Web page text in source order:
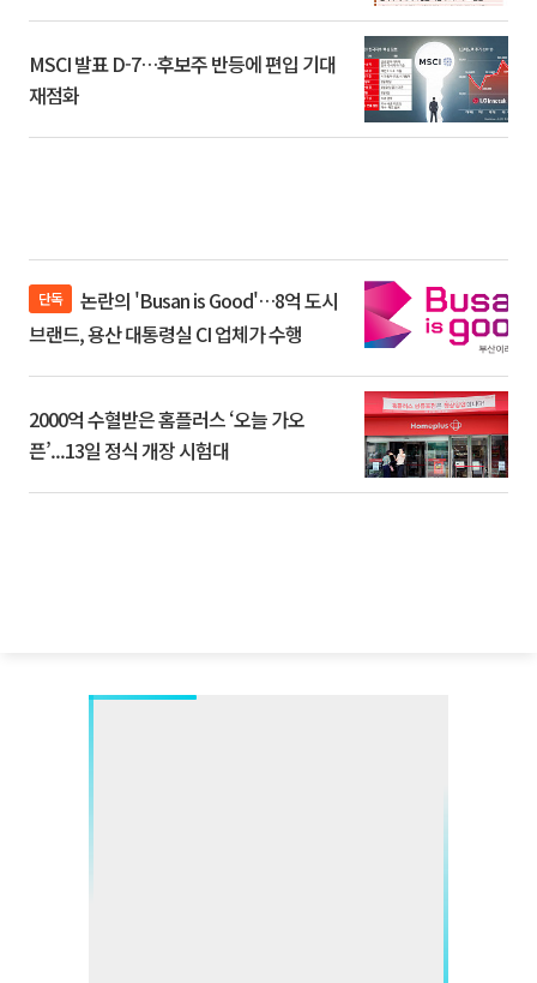
MSCI 발표 D-7…후보주 반등에 편입 기대
재점화
단독
브랜드, 용산 대통령실 CI 업체가 수행
2000억 수혈받은 홈플러스 ‘오늘 가오
픈’...13일 정식 개장 시험대